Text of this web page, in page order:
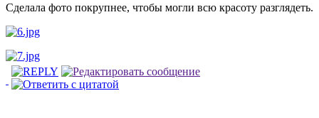
Сделала фото покрупнее, чтобы могли всю красоту разглядеть.